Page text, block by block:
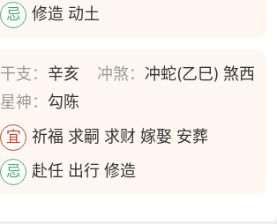
忌 修造 动土
干支： 辛亥 冲煞： 冲蛇(乙巳) 煞西
星神： 勾陈
宜 祈福 求嗣 求财 嫁娶 安葬
忌 赴任 出行 修造